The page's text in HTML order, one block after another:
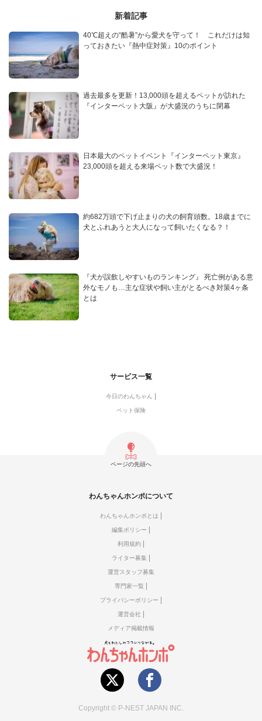
新着記事
40℃超えの“酷暑”から愛犬を守って！ これだけは知
っておきたい『熱中症対策』10のポイント
過去最多を更新！13,000頭を超えるペットが訪れた
『インターペット大阪』が大盛況のうちに閉幕
日本最大のペットイベント『インターペット東京』
23,000頭を超える来場ペット数で大盛況！
約682万頭で下げ止まりの犬の飼育頭数。18歳までに
犬とふれあうと大人になって飼いたくなる？！
『犬が誤飲しやすいものランキング』 死亡例がある意
外なモノも…主な症状や飼い主がとるべき対策4ヶ条
とは
サービス一覧
今日のわんちゃん
ペット保険
ページの先頭へ
わんちゃんホンポについて
わんちゃんホンポとは
編集ポリシー
利用規約
ライター募集
運営スタッフ募集
専門家一覧
プライバシーポリシー
運営会社
メディア掲載情報
Copyright © P-NEST JAPAN INC.